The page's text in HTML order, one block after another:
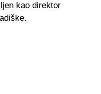
kao direktor